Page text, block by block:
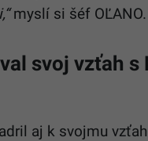
myslí si šéf OĽANO.
svoj vzťah s
aj k svojmu